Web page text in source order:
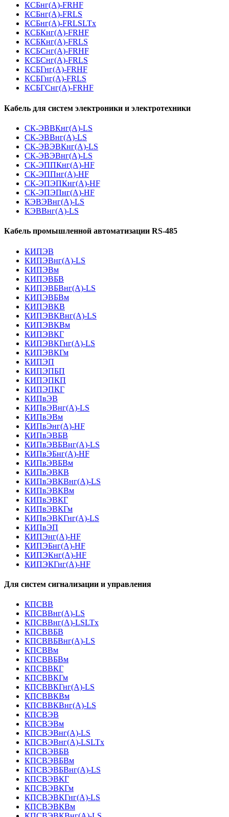
КСБнг(А)-FRHF
КСБнг(А)-FRLS
КСБнг(А)-FRLSLTx
КСБКнг(А)-FRHF
КСБКнг(А)-FRLS
КСБСнг(А)-FRHF
КСБСнг(А)-FRLS
КСБГнг(А)-FRHF
КСБГнг(А)-FRLS
КСБГСнг(А)-FRHF
Кабель для систем электроники и электротехники
СК-ЭВВКнг(А)-LS
СК-ЭВВнг(А)-LS
СК-ЭВЭВКнг(А)-LS
СК-ЭВЭВнг(А)-LS
СК-ЭППКнг(А)-HF
СК-ЭППнг(А)-HF
СК-ЭПЭПКнг(А)-HF
СК-ЭПЭПнг(А)-HF
КЭВЭВнг(А)-LS
КЭВВнг(А)-LS
Кабель промышленной автоматизации RS-485
КИПЭВ
КИПЭВнг(А)-LS
КИПЭВм
КИПЭВБВ
КИПЭВБВнг(А)-LS
КИПЭВБВм
КИПЭВКВ
КИПЭВКВнг(А)-LS
КИПЭВКВм
КИПЭВКГ
КИПЭВКГнг(А)-LS
КИПЭВКГм
КИПЭП
КИПЭПБП
КИПЭПКП
КИПЭПКГ
КИПвЭВ
КИПвЭВнг(А)-LS
КИПвЭВм
КИПвЭнг(А)-HF
КИПвЭВБВ
КИПвЭВБВнг(А)-LS
КИПвЭБнг(А)-HF
КИПвЭВБВм
КИПвЭВКВ
КИПвЭВКВнг(А)-LS
КИПвЭВКВм
КИПвЭВКГ
КИПвЭВКГм
КИПвЭВКГнг(А)-LS
КИПвЭП
КИПЭнг(А)-HF
КИПЭБнг(А)-HF
КИПЭКнг(А)-HF
КИПЭКГнг(А)-HF
Для систем сигнализации и управления
КПСВВ
КПСВВнг(А)-LS
КПСВВнг(А)-LSLTx
КПСВВБВ
КПСВВБВнг(А)-LS
КПСВВм
КПСВВБВм
КПСВВКГ
КПСВВКГм
КПСВВКГнг(А)-LS
КПСВВКВм
КПСВВКВнг(А)-LS
КПСВЭВ
КПСВЭВм
КПСВЭВнг(А)-LS
КПСВЭВнг(А)-LSLTx
КПСВЭВБВ
КПСВЭВБВм
КПСВЭВБВнг(А)-LS
КПСВЭВКГ
КПСВЭВКГм
КПСВЭВКГнг(А)-LS
КПСВЭВКВм